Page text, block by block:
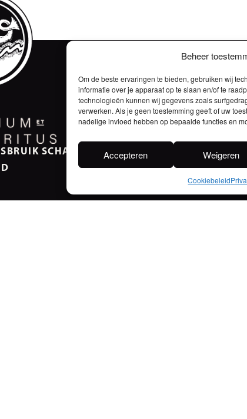
Beheer
Om de beste ervaringen te bieden, gebruiken wij
informatie over je apparaat op te slaan en/of te
technologieën kunnen wij gegevens zoals
verwerken. Als je geen toestemming geeft of uw
nadelige invloed hebben op bepaalde functies en
Accepteren Weigeren
Cookiebeleid
SCHAADT DE
STOKERIJ – BROUWERIJ
ma-do 7:00 – 16:30 / vrijdag
BRASSERIE